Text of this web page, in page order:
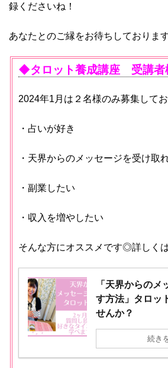
録くださいね！
あなたとのご縁をお待ちしておりま
◆タロット養成講座 受講
2024年1月は２名様のみ募集してお
・占いが好き
・天界からのメッセージを受け取
・副業したい
・収入を増やしたい
そんな方にオススメです◎詳しく
「天界からのメ
す方法」タロッ
せんか？
続き